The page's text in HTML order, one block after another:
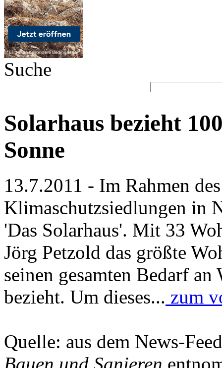
Suche
Solarhaus bezieht
Sonne
13.7.2011 - Im Rahmen
Klimaschutzsiedlungen in
'Das Solarhaus'. Mit 33
Jörg Petzold das größte
seinen gesamten Bedarf
bezieht. Um dieses... zum
Quelle: aus dem News-
Bauen und Sanieren